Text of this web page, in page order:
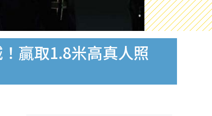
贏取1.8米高真人照